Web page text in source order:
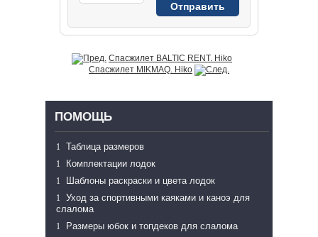
Спасжилет BALTIC RENT. Hiko
Спасжилет MIKMAQ. Hiko
ПОМОЩЬ
Таблица размеров
Комплектации лодок
Шаблоны раскраски и цвета лодок
Уход за спортивными каяками и каноэ для
слалома
Размеры юбок и топдеков для слалома